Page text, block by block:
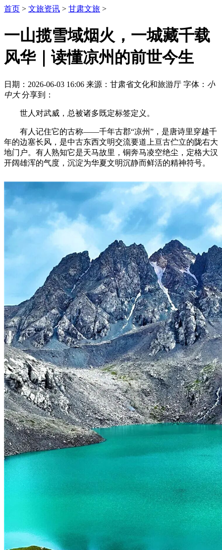
首页 > 文旅资讯 > 甘肃文旅 >
一山揽雪域烟火，一城藏千载
风华｜读懂凉州的前世今生
日期：2026-06-03 16:06 来源：甘肃省文化和旅游厅 字体： 小
中大 分享到：
世人对武威，总被诸多既定标签定义。
有人记住它的古称——千年古郡“凉州”，是唐诗里穿越千
年的边塞长风，是中古东西文明交流要道上亘古伫立的陇右大
地门户。有人熟知它是天马故里，铜奔马凌空绝尘，定格大汉
开阔雄浑的气度，沉淀为华夏文明沉静而鲜活的精神符号。